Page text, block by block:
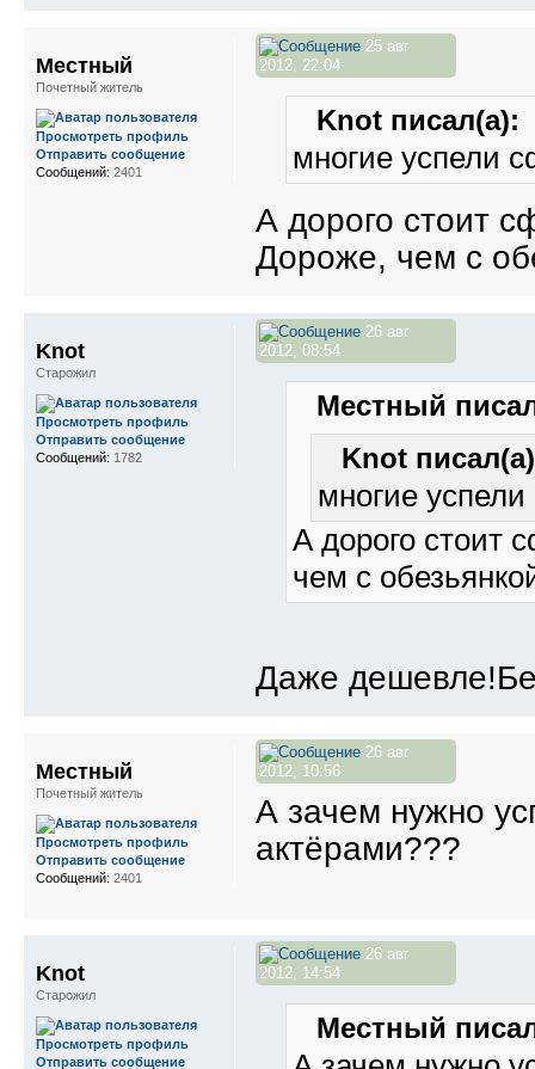
25 авг
2012, 22:04
Knot писал(а):
многие успели
А дорого стоит
Дороже, чем с
Местный
Почетный житель
Просмотреть профиль
Отправить сообщение
Сообщений: 2401
26 авг
2012, 08:54
Местный
Knot
многие
А дорого стоит
чем с
Даже
Knot
Старожил
Просмотреть профиль
Отправить сообщение
Сообщений: 1782
26 авг
2012, 10:56
А зачем нужно
актёрами???
Местный
Почетный житель
Просмотреть профиль
Отправить сообщение
Сообщений: 2401
26 авг
2012, 14:54
Местный
Knot
Старожил
Просмотреть профиль
Отправить сообщение